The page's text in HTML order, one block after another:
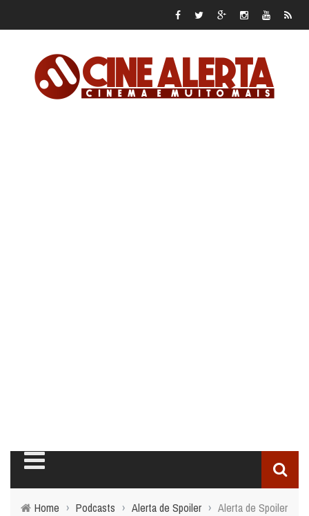
Home › Podcasts › Alerta de Spoiler › Alerta de Spoiler